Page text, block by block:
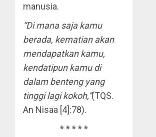
manusia.
“Di mana saja kamu
berada, kematian akan
mendapatkan kamu,
kendatipun kamu di
dalam benteng yang
tinggi lagi kokoh,”(TQS.
An Nisaa [4]:78).
* * * * *